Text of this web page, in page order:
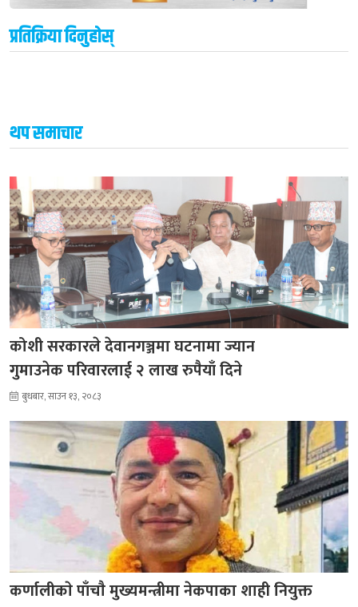
प्रतिक्रिया दिनुहोस्
थप समाचार
कोशी सरकारले देवानगञ्जमा घटनामा ज्यान
गुमाउनेक परिवारलाई २ लाख रुपैयाँ दिने
बुधबार, साउन १३, २०८३
कर्णालीकाे पाँचाै मुख्यमन्त्रीमा नेकपाका शाही नियुक्त